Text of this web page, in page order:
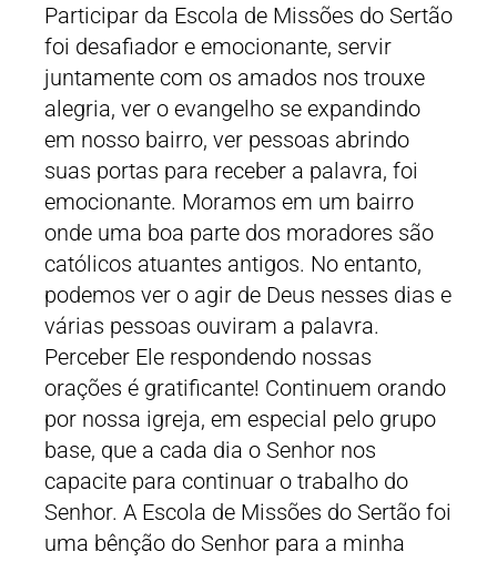
Participar da Escola de Missões do Sertão
foi desafiador e emocionante, servir
juntamente com os amados nos trouxe
alegria, ver o evangelho se expandindo
em nosso bairro, ver pessoas abrindo
suas portas para receber a palavra, foi
emocionante. Moramos em um bairro
onde uma boa parte dos moradores são
católicos atuantes antigos. No entanto,
podemos ver o agir de Deus nesses dias e
várias pessoas ouviram a palavra.
Perceber Ele respondendo nossas
orações é gratificante! Continuem orando
por nossa igreja, em especial pelo grupo
base, que a cada dia o Senhor nos
capacite para continuar o trabalho do
Senhor. A Escola de Missões do Sertão foi
uma bênção do Senhor para a minha